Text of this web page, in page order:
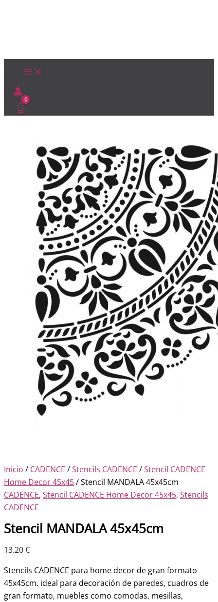
Inicio / CADENCE /Stencils CADENCE /Stencil CADENCE
Home Decor 45x45/ Stencil MANDALA 45x45cm
CADENCE, Stencil CADENCE Home Decor 45x45, Stencils
CADENCE
Stencil MANDALA 45x45cm
13.20€
Stencils CADENCE para home decor de gran formato
45x45cm. ideal para decoración de paredes, cuadros de
gran formato, muebles como comodas, mesillas,